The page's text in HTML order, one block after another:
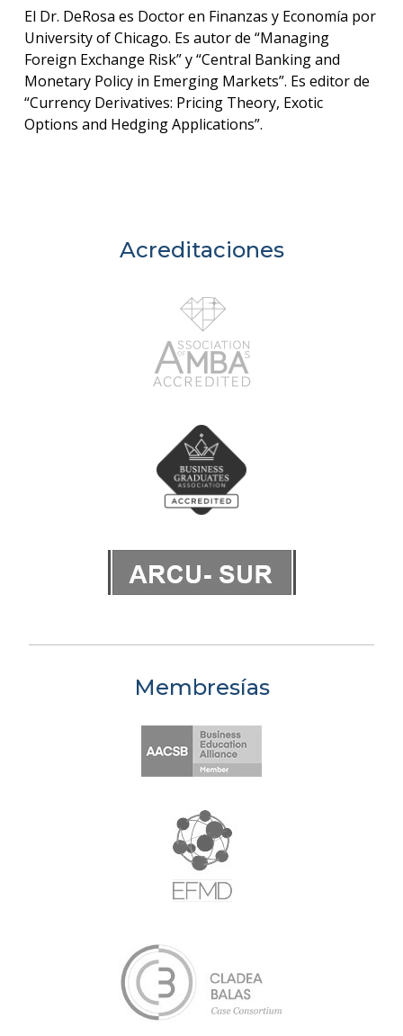
El Dr. DeRosa es Doctor en Finanzas y Economía por
University of Chicago. Es autor de “Managing
Foreign Exchange Risk” y “Central Banking and
Monetary Policy in Emerging Markets”. Es editor de
“Currency Derivatives: Pricing Theory, Exotic
Options and Hedging Applications”.
Acreditaciones
Membresías